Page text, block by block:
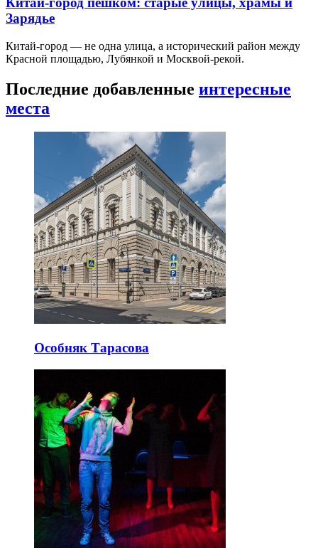
Зарядье
Китай-город — не одна улица, а исторический район между
Красной площадью, Лубянкой и Москвой-рекой.
Последние добавленные интересные
места
Особняк Тарасова